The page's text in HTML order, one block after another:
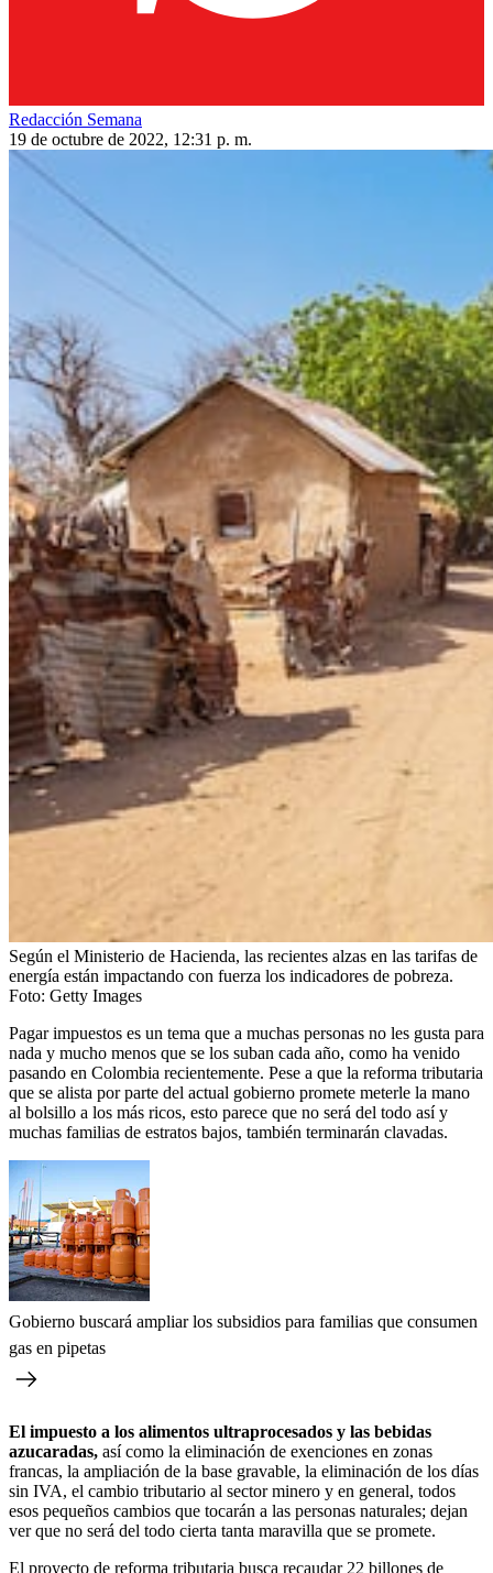
Redacción Semana
19 de octubre de 2022, 12:31 p. m.
Según el Ministerio de Hacienda, las recientes alzas en las tarifas de
energía están impactando con fuerza los indicadores de pobreza.
Foto: Getty Images
Pagar impuestos es un tema que a muchas personas no les gusta para
nada y mucho menos que se los suban cada año, como ha venido
pasando en Colombia recientemente. Pese a que la reforma tributaria
que se alista por parte del actual gobierno promete meterle la mano
al bolsillo a los más ricos, esto parece que no será del todo así y
muchas familias de estratos bajos, también terminarán clavadas.
Gobierno buscará ampliar los subsidios para familias que consumen
gas en pipetas
El impuesto a los alimentos ultraprocesados y las bebidas
azucaradas, así como la eliminación de exenciones en zonas
francas, la ampliación de la base gravable, la eliminación de los días
sin IVA, el cambio tributario al sector minero y en general, todos
esos pequeños cambios que tocarán a las personas naturales; dejan
ver que no será del todo cierta tanta maravilla que se promete.
El proyecto de reforma tributaria busca recaudar 22 billones de